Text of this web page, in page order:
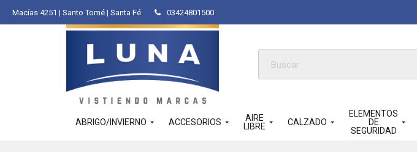
Macías 4251 | Santo Tomé | Santa Fé 03424801500
Búsqueda
ABRIGO/INVIERNO ACCESORIOS
AIRE
LIBRE
CALZADO
ELEMENTOS
DE
SEGURIDAD